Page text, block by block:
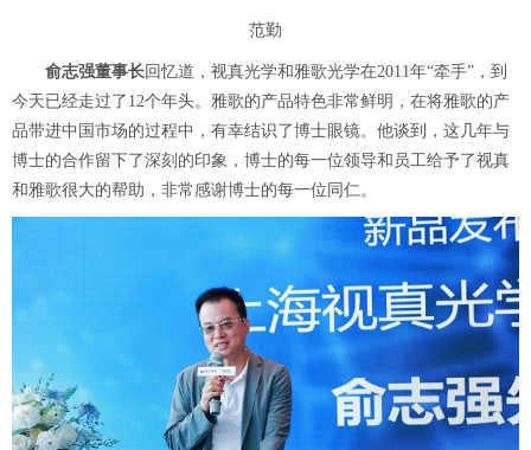
范勤
俞志强董事长 回忆道，视真光学和雅歌光学在2011年“牵手”，到
今天已经走过了12个年头。雅歌的产品特色非常鲜明，在将雅歌的产
品带进中国市场的过程中，有幸结识了博士眼镜。他谈到，这几年与
博士的合作留下了深刻的印象，博士的每一位领导和员工给予了视真
和雅歌很大的帮助，非常感谢博士的每一位同仁。